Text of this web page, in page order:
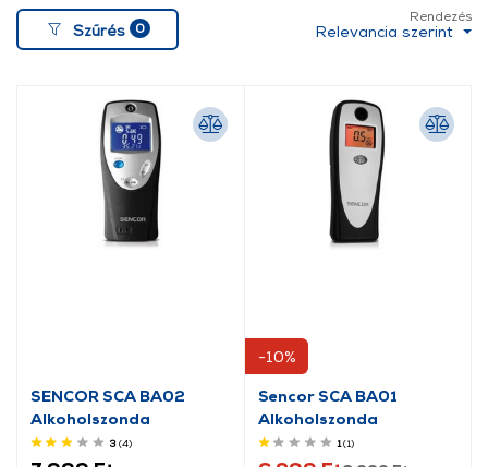
Szűrés 0
Rendezés
Relevancia szerint
SENCOR SCA BA02
Alkoholszonda
3(4)
-10%
Sencor SCA BA01
Alkoholszonda
1(1)